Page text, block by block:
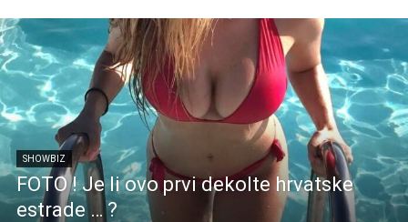
SHOWBIZ
FOTO ! Je li ovo prvi dekolte hrvatske
estrade … ?